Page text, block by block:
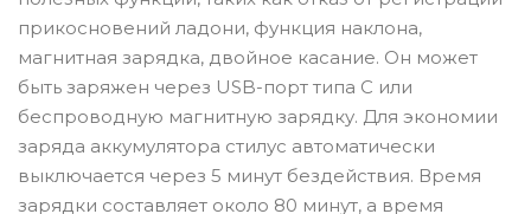
прикосновений ладони, функция наклона,
магнитная зарядка, двойное касание. Он может
быть заряжен через USB-порт типа C или
беспроводную магнитную зарядку. Для экономии
заряда аккумулятора стилус автоматически
выключается через 5 минут бездействия. Время
зарядки составляет около 80 минут, а время